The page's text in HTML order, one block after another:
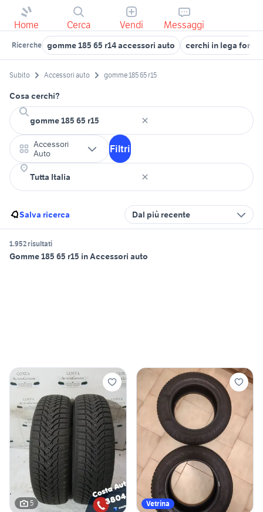
Home Cerca Vendi Messaggi
Ricerche gomme 185 65 r14 accessori auto cerchi in lega ford
Subito Accessori auto gomme 185 65 r15
Cosa cerchi?
Accessori
Auto
Filtri
Salva ricerca Dal più recente
1.952 risultati
Gomme 185 65 r15 in Accessori auto
5 Vetrina